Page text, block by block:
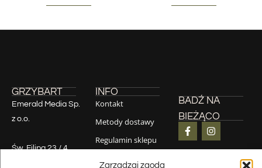
Zarządzaj zgodą
GRZYBART
Emerald Media Sp.
z o.o.
Św. Filipa 23 / 4,
INFO
Kontakt
Metody dostawy
Regulamin sklepu
BADŹ NA
BIEŻĄCO